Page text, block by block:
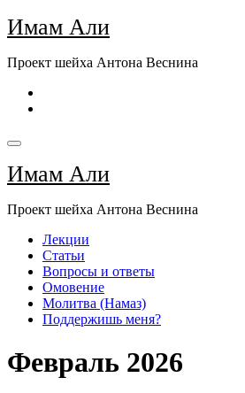
Перейти
к
Имам Али
Проект шейха Антона Веснина
Имам Али
Проект шейха Антона Веснина
Лекции
Статьи
Вопросы и ответы
Омовение
Молитва (Намаз)
Поддержишь меня?
Февраль 2026